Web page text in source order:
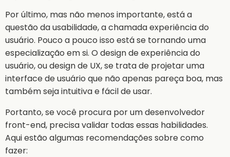
Por último, mas não menos importante, está a
questão da usabilidade, a chamada experiência do
usuário. Pouco a pouco isso está se tornando uma
especialização em si. O design de experiência do
usuário, ou design de UX, se trata de projetar uma
interface de usuário que não apenas pareça boa, mas
também seja intuitiva e fácil de usar.
Portanto, se você procura por um desenvolvedor
front-end, precisa validar todas essas habilidades.
Aqui estão algumas recomendações sobre como
fazer: